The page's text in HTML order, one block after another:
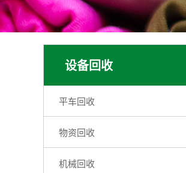
设备回收
平车回收
物资回收
机械回收